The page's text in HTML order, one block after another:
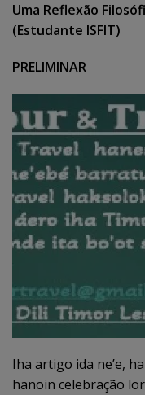
Uma Reflexão
(Estudante ISFIT)
PRELIMINAR
Iha artigo ida ne’e,
hanoin celebração